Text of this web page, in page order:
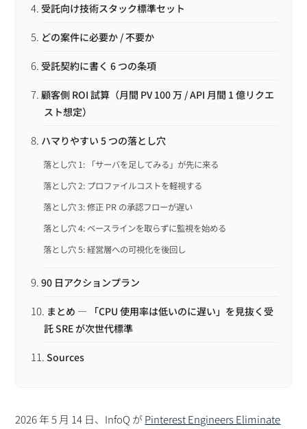
受託向け技術スタック標準セット
どの案件に必要か / 不要か
受託契約に書く 6 つの条項
顧客側 ROI 試算（月間 PV 100 万 / API 月間 1 億リクエ
スト想定）
ハマりやすい 5 つの落とし穴
落とし穴 1: 「サーバを足してみる」が先に来る
落とし穴 2: プロファイルコストを軽視する
落とし穴 3: 修正 PR の承認フローが遅い
落とし穴 4: ベースラインを取らずに監視を始める
落とし穴 5: 経営層への可視化を後回し
90 日アクションプラン
まとめ — 「CPU 使用率は低いのに遅い」を見抜く受
託 SRE が次世代標準
Sources
2026 年 5 月 14 日、InfoQ がPinterest Engineers Eliminate